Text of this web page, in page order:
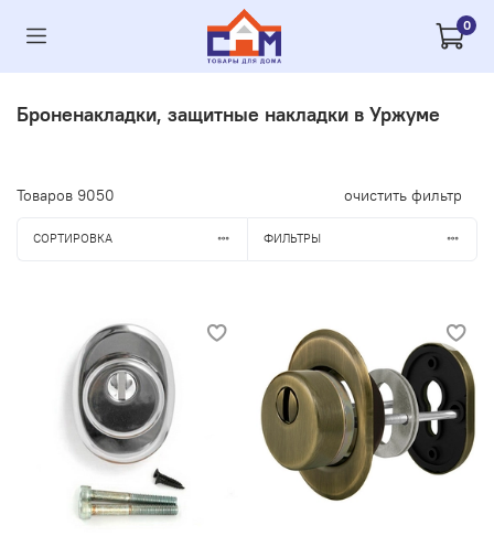
0
Броненакладки, защитные накладки в Уржуме
Товаров 9050 очистить фильтр
СОРТИРОВКА ФИЛЬТРЫ